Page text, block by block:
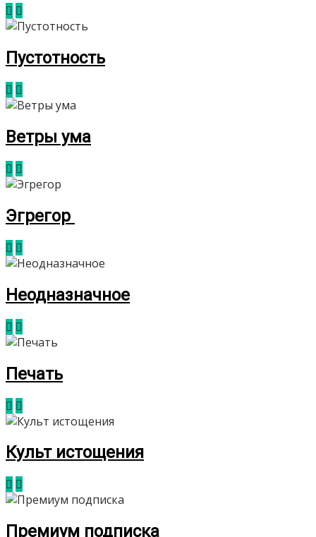
Пустотность
Ветры ума
Эгрегор
Неодназначное
Печать
Культ истощения
Премиум подписка